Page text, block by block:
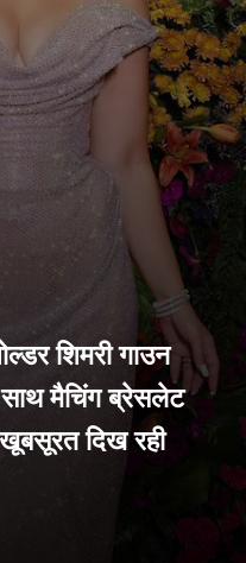
शिमरी गाउन
मैचिंग ब्रेसलेट
दिख रही